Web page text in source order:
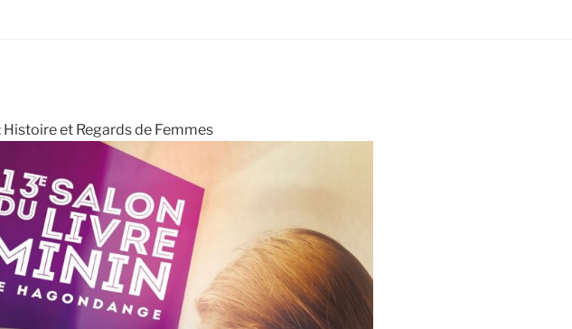
Histoire et Regards de Femmes